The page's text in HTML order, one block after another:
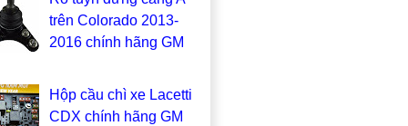
trên Colorado 2013-
2016 chính hãng GM
Hộp cầu chì xe Lacetti
CDX chính hãng GM